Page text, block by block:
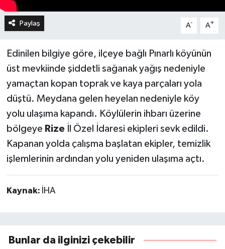
Paylaş A- A+
Edinilen bilgiye göre, ilçeye bağlı Pınarlı köyünün
üst mevkiinde şiddetli sağanak yağış nedeniyle
yamaçtan kopan toprak ve kaya parçaları yola
düştü. Meydana gelen heyelan nedeniyle köy
yolu ulaşıma kapandı. Köylülerin ihbarı üzerine
bölgeye Rizeİl Özel İdaresi ekipleri sevk edildi.
Kapanan yolda çalışma başlatan ekipler, temizlik
işlemlerinin ardından yolu yeniden ulaşıma açtı.
Kaynak: İHA
Bunlar da ilginizi çekebilir